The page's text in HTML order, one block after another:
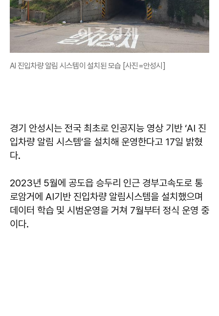
AI 진입차량 알림 시스템이 설치된 모습 [사진=안성시]
경기 안성시는 전국 최초로 인공지능 영상 기반 ‘AI 진
입차량 알림 시스템’을 설치해 운영한다고 17일 밝혔
다.
2023년 5월에 공도읍 승두리 인근 경부고속도로 통
로암거에 AI기반 진입차량 알림시스템을 설치했으며
데이터 학습 및 시범운영을 거쳐 7월부터 정식 운영 중
이다.